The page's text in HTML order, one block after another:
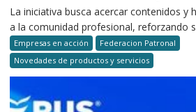
La iniciativa busca acercar contenidos y
a la comunidad profesional, reforzando
Empresas en acción
Federacion Patronal
Novedades de productos y servicios